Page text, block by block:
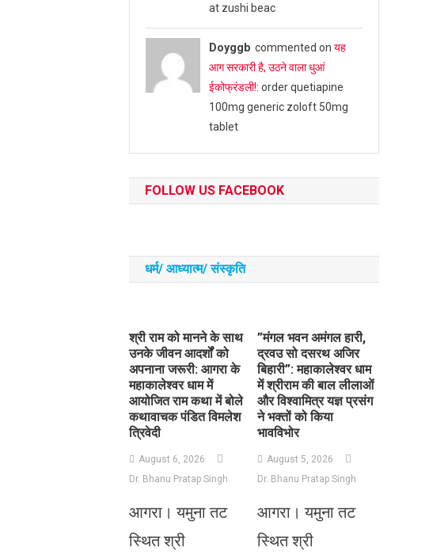
at zushi beac
Doyggbcommented on यह
आग सरकारी है, उठने वाला धुआं
ईकोफ्रंडली!: order quetiapine
100mg generic zoloft 50mg
tablet
FOLLOW US FACEBOOK
धर्म/ आध्‍यात्‍म/ संस्‍कृति
​श्री राम को मानने के साथ
उनके जीवन आदर्शों को
अपनाना जरूरी: आगरा के
महाकालेश्वर धाम में
आयोजित राम कथा में बोले
कथावाचक पंडित विमलेश
त्रिवेदी
August 6, 2026
Dr. Bhanu Pratap Singh
आगरा। यमुना तट
स्थित श्री
​”मंगल भवन अमंगल हारी,
द्रवउ सो दसरथ अजिर
बिहारी”: महाकालेश्वर धाम
में श्रीराम की बाल लीलाओं
और विश्वामित्र यज्ञ प्रसंग
ने भक्तों को किया
भावविभोर
August 5, 2026
Dr. Bhanu Pratap Singh
आगरा। यमुना तट
स्थित श्री